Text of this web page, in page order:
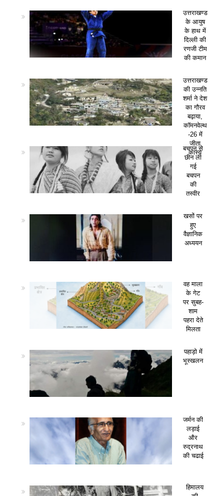
उत्तराखण्ड
के आयुष
के हाथ में
दिल्ली की
रणजी टीम
की कमान
उत्तराखण्ड
की उन्नति
शर्मा ने देश
का गौरव
बढ़ाया,
कॉमनवेल्थ
-26 में
जीता
कांस्य
बचपन से
छीन ली
गई
बचपन
की
तस्वीर
खसों पर
हुए
वैज्ञानिक
अध्ययन
वह माला
के गेट
पर सुबह-
शाम
पहरा देते
मिलता
पहाड़ो में
भूस्खलन
जर्मन की
लड़ाई
और
रुद्रनाथ
की चढाई
हिमालय